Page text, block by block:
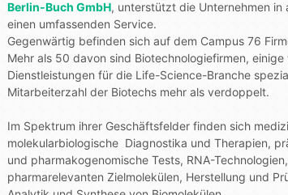
Berlin-Buch GmbH, unterstützt die Unternehmen in
einen umfassenden Service.
Gegenwärtig befinden sich auf dem Campus 76
Mehr als 50 davon sind Biotechnologiefirmen,
Dienstleistungen für die Life-Science-Branche
Mitarbeiterzahl der Biotechs mehr als verdoppelt.
Im Spektrum ihrer Geschäftsfelder finden sich
molekularbiologische Diagnostika und Therapien,
und pharmakogenomische Tests, RNA-
pharmarelevanten Zielmolekülen, Herstellung und